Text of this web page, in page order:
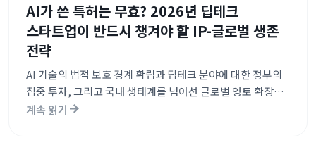
AI가 쓴 특허는 무효? 2026년 딥테크
스타트업이 반드시 챙겨야 할 IP-글로벌 생존
전략
AI 기술의 법적 보호 경계 확립과 딥테크 분야에 대한 정부의
집중 투자, 그리고 국내 생태계를 넘어선 글로벌 영토 확장
전략이 핵심입니다. 발명자의 인적 기여도 입증이 필수화됨에
계속 읽기